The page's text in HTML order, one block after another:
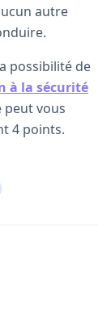
autre
possibilité de
à la sécurité
peut vous
4 points.